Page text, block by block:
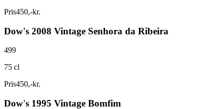
Pris450,-kr.
Dow's 2008 Vintage Senhora da Ribeira
499
75 cl
Pris450,-kr.
Dow's 1995 Vintage Bomfim